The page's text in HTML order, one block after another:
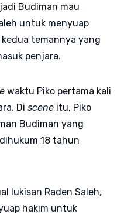
Budiman mau
untuk menyuap
temannya yang
penjara.
waktu Piko pertama kali
Di scene itu, Piko
Budiman yang
18 tahun
lukisan Raden Saleh,
hakim untuk